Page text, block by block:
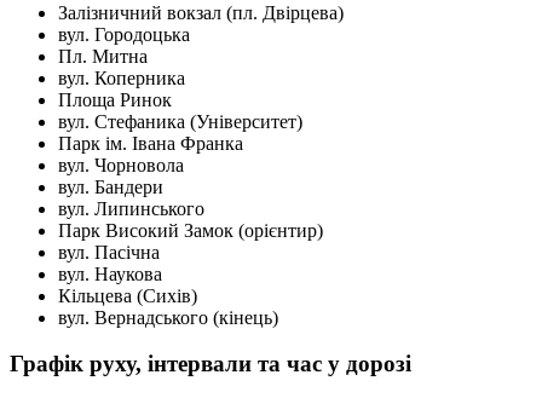
Залізничний вокзал (пл. Двірцева)
вул. Городоцька
Пл. Митна
вул. Коперника
Площа Ринок
вул. Стефаника (Університет)
Парк ім. Івана Франка
вул. Чорновола
вул. Бандери
вул. Липинського
Парк Високий Замок (орієнтир)
вул. Пасічна
вул. Наукова
Кільцева (Сихів)
вул. Вернадського (кінець)
Графік руху, інтервали та час у дорозі